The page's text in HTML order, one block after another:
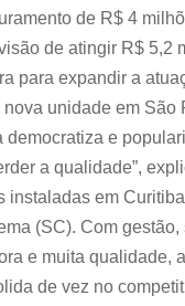
de R$ 4
de atingir R$ 5,2
para expandir a
unidade em São
democratiza e
a qualidade”,
instaladas em
(SC). Com gestão,
e muita qualidade,
de vez no